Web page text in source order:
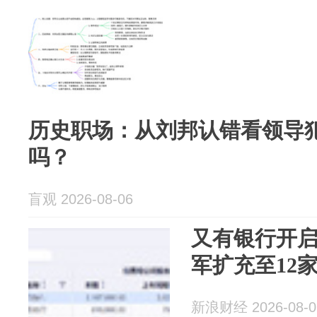
历史职场：从刘邦认错看领导
吗？
盲观 2026-08-06
又有银行开
军扩充至12
新浪财经 2026-08-